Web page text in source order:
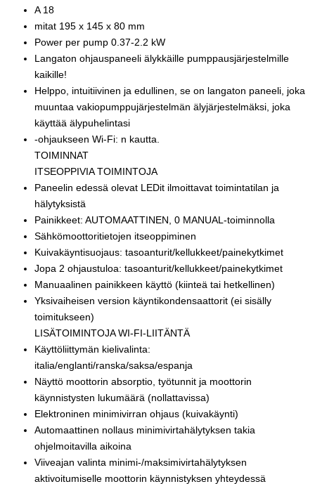
A 18
mitat 195 x 145 x 80 mm
Power per pump 0.37-2.2 kW
Langaton ohjauspaneeli älykkäille pumppausjärjestelmille
kaikille!
Helppo, intuitiivinen ja edullinen, se on langaton paneeli, joka
muuntaa vakiopumppujärjestelmän älyjärjestelmäksi, joka
käyttää älypuhelintasi
-ohjaukseen Wi-Fi: n kautta.
TOIMINNAT
ITSEOPPIVIA TOIMINTOJA
Paneelin edessä olevat LEDit ilmoittavat toimintatilan ja
hälytyksistä
Painikkeet: AUTOMAATTINEN, 0 MANUAL-toiminnolla
Sähkömoottoritietojen itseoppiminen
Kuivakäyntisuojaus: tasoanturit/kellukkeet/painekytkimet
Jopa 2 ohjaustuloa: tasoanturit/kellukkeet/painekytkimet
Manuaalinen painikkeen käyttö (kiinteä tai hetkellinen)
Yksivaiheisen version käyntikondensaattorit (ei sisälly
toimitukseen)
LISÄTOIMINTOJA WI-FI-LIITÄNTÄ
Käyttöliittymän kielivalinta:
italia/englanti/ranska/saksa/espanja
Näyttö moottorin absorptio, työtunnit ja moottorin
käynnistysten lukumäärä (nollattavissa)
Elektroninen minimivirran ohjaus (kuivakäynti)
Automaattinen nollaus minimivirtahälytyksen takia
ohjelmoitavilla aikoina
Viiveajan valinta minimi-/maksimivirtahälytyksen
aktivoitumiselle moottorin käynnistyksen yhteydessä